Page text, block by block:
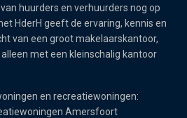
huurders en verhuurders nog op
HderH geeft de ervaring, kennis en
van een groot makelaarskantoor,
met een kleinschalig kantoor
en recreatiewoningen:
Amersfoort